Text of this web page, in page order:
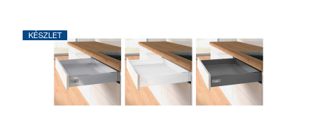
KÉSZLET